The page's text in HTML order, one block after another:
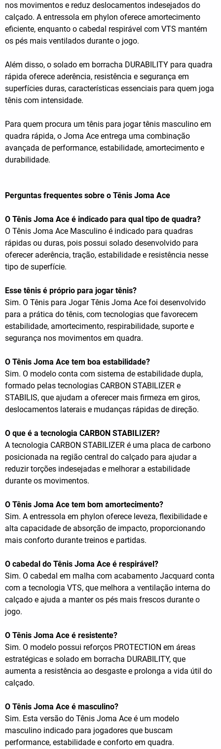
nos movimentos e reduz deslocamentos indesejados do
calçado. A entressola em phylon oferece amortecimento
eficiente, enquanto o cabedal respirável com VTS mantém
os pés mais ventilados durante o jogo.
Além disso, o solado em borracha DURABILITY para quadra
rápida oferece aderência, resistência e segurança em
superfícies duras, características essenciais para quem joga
tênis com intensidade.
Para quem procura um tênis para jogar tênis masculino em
quadra rápida, o Joma Ace entrega uma combinação
avançada de performance, estabilidade, amortecimento e
durabilidade.
Perguntas frequentes sobre o Tênis Joma Ace
O Tênis Joma Ace é indicado para qual tipo de quadra?
O Tênis Joma Ace Masculino é indicado para quadras
rápidas ou duras, pois possui solado desenvolvido para
oferecer aderência, tração, estabilidade e resistência nesse
tipo de superfície.
Esse tênis é próprio para jogar tênis?
Sim. O Tênis para Jogar Tênis Joma Ace foi desenvolvido
para a prática do tênis, com tecnologias que favorecem
estabilidade, amortecimento, respirabilidade, suporte e
segurança nos movimentos em quadra.
O Tênis Joma Ace tem boa estabilidade?
Sim. O modelo conta com sistema de estabilidade dupla,
formado pelas tecnologias CARBON STABILIZER e
STABILIS, que ajudam a oferecer mais firmeza em giros,
deslocamentos laterais e mudanças rápidas de direção.
O que é a tecnologia CARBON STABILIZER?
A tecnologia CARBON STABILIZER é uma placa de carbono
posicionada na região central do calçado para ajudar a
reduzir torções indesejadas e melhorar a estabilidade
durante os movimentos.
O Tênis Joma Ace tem bom amortecimento?
Sim. A entressola em phylon oferece leveza, flexibilidade e
alta capacidade de absorção de impacto, proporcionando
mais conforto durante treinos e partidas.
O cabedal do Tênis Joma Ace é respirável?
Sim. O cabedal em malha com acabamento Jacquard conta
com a tecnologia VTS, que melhora a ventilação interna do
calçado e ajuda a manter os pés mais frescos durante o
jogo.
O Tênis Joma Ace é resistente?
Sim. O modelo possui reforços PROTECTION em áreas
estratégicas e solado em borracha DURABILITY, que
aumenta a resistência ao desgaste e prolonga a vida útil do
calçado.
O Tênis Joma Ace é masculino?
Sim. Esta versão do Tênis Joma Ace é um modelo
masculino indicado para jogadores que buscam
performance, estabilidade e conforto em quadra.